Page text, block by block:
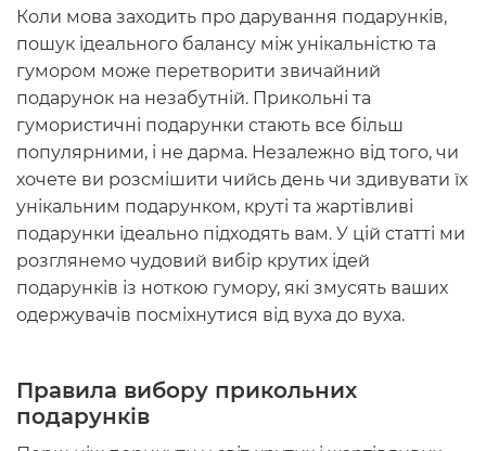
Коли мова заходить про дарування подарунків,
пошук ідеального балансу між унікальністю та
гумором може перетворити звичайний
подарунок на незабутній. Прикольні та
гумористичні подарунки стають все більш
популярними, і не дарма. Незалежно від того, чи
хочете ви розсмішити чийсь день чи здивувати їх
унікальним подарунком, круті та жартівливі
подарунки ідеально підходять вам. У цій статті ми
розглянемо чудовий вибір крутих ідей
подарунків із ноткою гумору, які змусять ваших
одержувачів посміхнутися від вуха до вуха.
Правила вибору прикольних
подарунків